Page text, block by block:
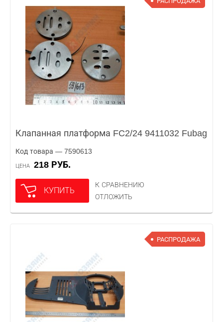
Клапанная платформа FC2/24 9411032 Fubag
Код товара — 7590613
ЦЕНА 218 РУБ.
КУПИТЬ
К СРАВНЕНИЮ
ОТЛОЖИТЬ
РАСПРОДАЖА